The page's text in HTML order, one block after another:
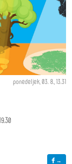
ponedeljek, 03. 8., 13.31
→